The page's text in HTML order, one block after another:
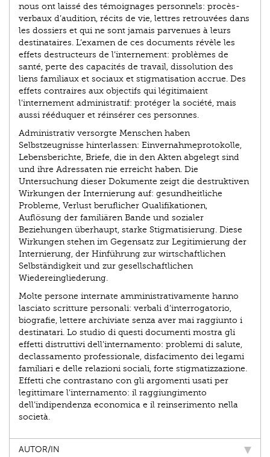
nous ont laissé des témoignages personnels: procès-
verbaux d’audition, récits de vie, lettres retrouvées dans
les dossiers et qui ne sont jamais parvenues à leurs
destinataires. L’examen de ces documents révèle les
effets destructeurs de l’internement: problèmes de
santé, perte des capacités de travail, dissolution des
liens familiaux et sociaux et stigmatisation accrue. Des
effets contraires aux objectifs qui légitimaient
l’internement administratif: protéger la société, mais
aussi rééduquer et réinsérer ces personnes.
Administrativ versorgte Menschen haben
Selbstzeugnisse hinterlassen: Einvernahmeprotokolle,
Lebensberichte, Briefe, die in den Akten abgelegt sind
und ihre Adressaten nie erreicht haben. Die
Untersuchung dieser Dokumente zeigt die destruktiven
Wirkungen der Internierung auf: gesundheitliche
Probleme, Verlust beruflicher Qualifikationen,
Auflösung der familiären Bande und sozialer
Beziehungen überhaupt, starke Stigmatisierung. Diese
Wirkungen stehen im Gegensatz zur Legitimierung der
Internierung, der Hinführung zur wirtschaftlichen
Selbständigkeit und zur gesellschaftlichen
Wiedereingliederung.
Molte persone internate amministrativamente hanno
lasciato scritture personali: verbali d’interrogatorio,
biografie, lettere archiviate senza aver mai raggiunto i
destinatari. Lo studio di questi documenti mostra gli
effetti distruttivi dell’internamento: problemi di salute,
declassamento professionale, disfacimento dei legami
familiari e delle relazioni sociali, forte stigmatizzazione.
Effetti che contrastano con gli argomenti usati per
legittimare l’internamento: il raggiungimento
dell’indipendenza economica e il reinserimento nella
società.
AUTOR/IN